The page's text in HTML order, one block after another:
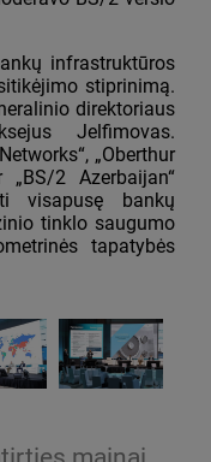
infrastruktūros
stiprinimą.
direktoriaus
Jelfimovas.
„Oberthur
„BS/2 Azerbaijan“
visapusę bankų
tinklo saugumo
tapatybės